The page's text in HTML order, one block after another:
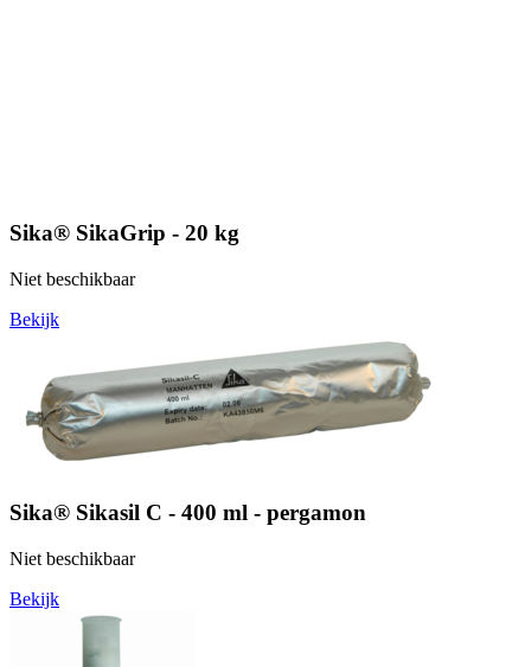
Sika® SikaGrip - 20 kg
Niet beschikbaar
Bekijk
Sika® Sikasil C - 400 ml - pergamon
Niet beschikbaar
Bekijk